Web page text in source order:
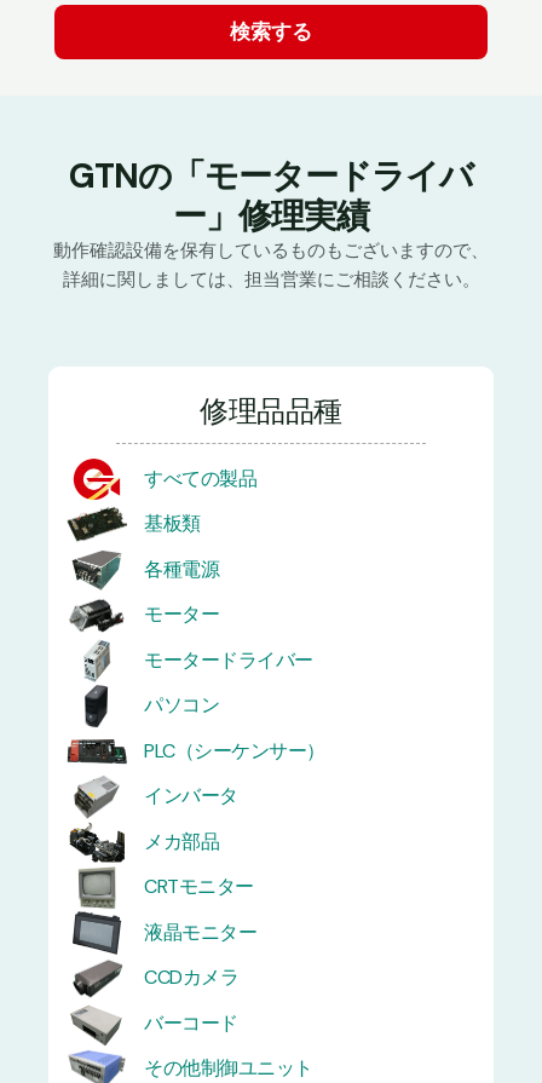
GTNの「モータードライバ
ー」修理実績
動作確認設備を保有しているものもございますので、
詳細に関しましては、担当営業にご相談ください。
修理品品種
すべての製品
基板類
各種電源
モーター
モータードライバー
パソコン
PLC（シーケンサー）
インバータ
メカ部品
CRTモニター
液晶モニター
CCDカメラ
バーコード
その他制御ユニット